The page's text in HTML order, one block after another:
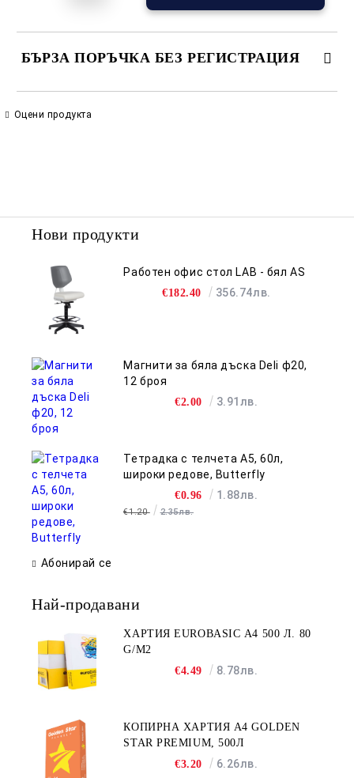
БЪРЗА ПОРЪЧКА БЕЗ РЕГИСТРАЦИЯ
Оцени продукта
Нови продукти
Работен офис стол LAB - бял AS
€182.40 356.74лв.
Магнити за бяла дъска Deli ф20,
12 броя
€2.00 3.91лв.
Тетрадка с телчета А5, 60л,
широки редове, Butterfly
€0.96 1.88лв.
€1.20 2.35лв.
Абонирай се
Най-продавани
ХАРТИЯ EUROBASIC А4 500 Л. 80
G/M2
€4.49
8.78лв.
КОПИРНА ХАРТИЯ A4 GOLDEN
STAR PREMIUM, 500Л
€3.20
6.26лв.